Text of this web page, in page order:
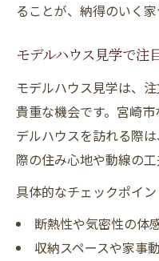
ることが、納得のいく家
モデルハウス見学で注
モデルハウス見学は、
貴重な機会です。宮崎
デルハウスを訪れる際
際の住み心地や動線の
具体的なチェックポイン
断熱性や気密性の体
収納スペースや家事